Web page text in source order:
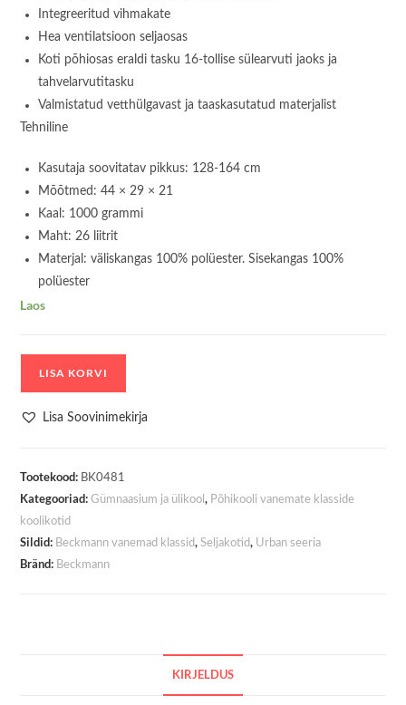
Integreeritud vihmakate
Hea ventilatsioon seljaosas
Koti põhiosas eraldi tasku 16-tollise sülearvuti jaoks ja
tahvelarvutitasku
Valmistatud vetthülgavast ja taaskasutatud materjalist
Tehniline
Kasutaja soovitatav pikkus: 128-164 cm
Mõõtmed: 44 × 29 × 21
Kaal: 1000 grammi
Maht: 26 liitrit
Materjal: väliskangas 100% polüester. Sisekangas 100%
polüester
Laos
Seljakott
Midi
Foggy
Green
26
liitrit
LISA KORVI
Lisa Soovinimekirja
Tootekood: BK0481
Kategooriad:Gümnaasium ja ülikool, Põhikooli vanemate klasside
koolikotid
Sildid: Beckmann vanemad klassid,Seljakotid, Urban seeria
Bränd: Beckmann
KIRJELDUS